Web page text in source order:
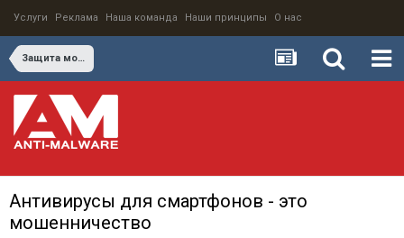
Услуги Реклама Наша команда Наши принципы О нас
Защита мобильных устройств
Антивирусы для смартфонов - это
мошенничество